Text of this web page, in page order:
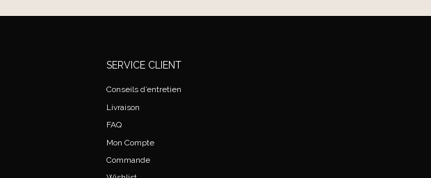
SERVICE CLIENT
Conseils d’entretien
Livraison
FAQ
Mon Compte
Commande